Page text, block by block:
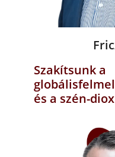
Szakítsunk a
és a szén-